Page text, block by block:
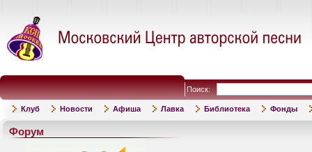
Поиск:
Клуб Новости Афиша Лавка Библиотека Фонды
Форум